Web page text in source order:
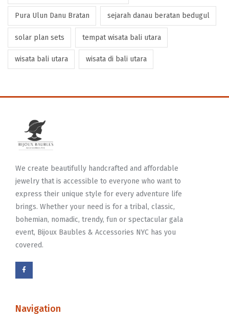
Pura Ulun Danu Bratan sejarah danau beratan bedugul
solar plan sets tempat wisata bali utara
wisata bali utara wisata di bali utara
We create beautifully handcrafted and affordable
jewelry that is accessible to everyone who want to
express their unique style for every adventure life
brings. Whether your need is for a tribal, classic,
bohemian, nomadic, trendy, fun or spectacular gala
event, Bijoux Baubles & Accessories NYC has you
covered.
Navigation